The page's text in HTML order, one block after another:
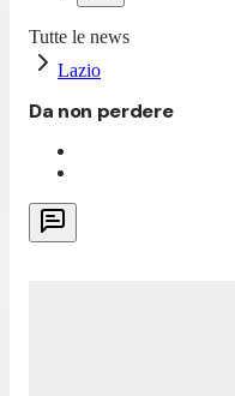
Tutte le news
Lazio
Da non perdere